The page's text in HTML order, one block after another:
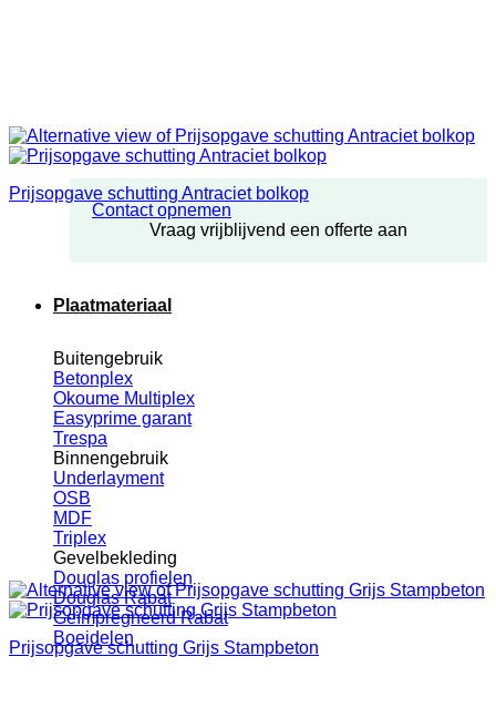
Contact opnemen
Vraag vrijblijvend een offerte aan
Plaatmateriaal
Buitengebruik
Betonplex
Okoume Multiplex
Easyprime garant
Trespa
Binnengebruik
Underlayment
OSB
MDF
Triplex
Gevelbekleding
Douglas profielen
Douglas Rabat
Geïmpregneerd Rabat
Boeidelen
Prijsopgave schutting Antraciet bolkop
Prijsopgave schutting Grijs Stampbeton